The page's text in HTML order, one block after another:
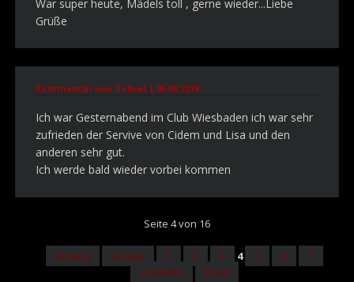
War super heute, Mädels toll , gerne wieder...Liebe
Grüße
Kommentar von Tobias | 05.05.2018
Ich war Gesternabend im Club Wiesbaden ich war sehr
zufrieden der Servive von Cidem und Lisa und den
anderen sehr gut.
Ich werde bald wieder vorbei kommen
Seite 4 von 16
Anfang Zurück 1 2 3 4 5 6
7
Vorwärts
Ende